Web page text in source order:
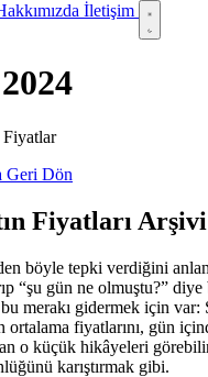
İletişim
Geri Dön
Fiyatları Arşivi
böyle tepki verdiğini
“şu gün ne olmuştu?”
merakı gidermek için var:
fiyatlarını, gün
o küçük hikâyeleri
karıştırmak gibi.